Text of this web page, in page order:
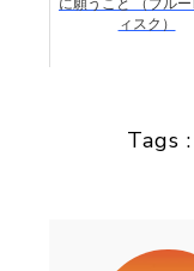
ィスク）
Tags :